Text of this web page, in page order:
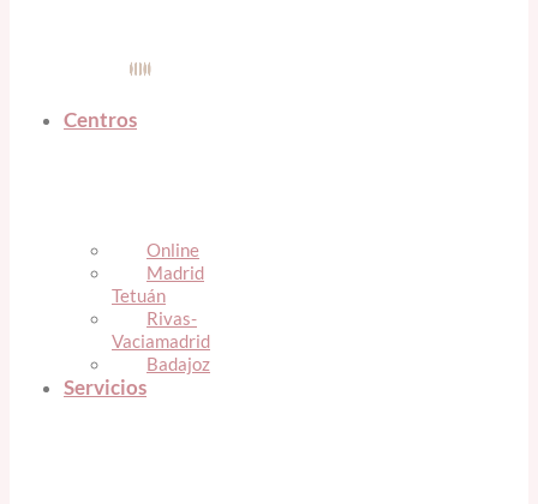
Centros
Online
Madrid
Tetuán
Rivas-
Vaciamadrid
Badajoz
Servicios